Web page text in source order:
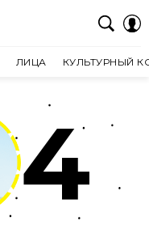
ЛИЦА КУЛЬТУРНЫЙ
4